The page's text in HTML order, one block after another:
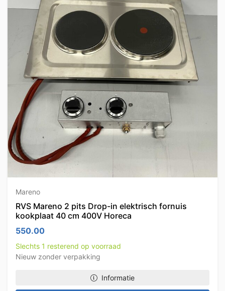
Mareno
RVS Mareno 2 pits Drop-in elektrisch fornuis
kookplaat 40 cm 400V Horeca
550.00
Slechts 1 resterend op voorraad
Nieuw zonder verpakking
Informatie